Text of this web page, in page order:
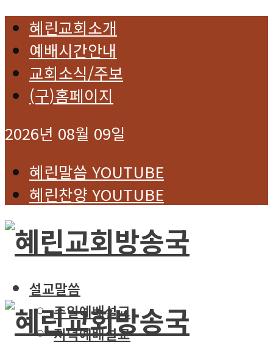
혜린교회소개
예배시간안내
교회소식/주보
(구)홈페이지
2026년 08월 09일
혜린말씀 YOUTUBE
혜린찬양 YOUTUBE
설교말씀
주일예배설교
저녁예배설교